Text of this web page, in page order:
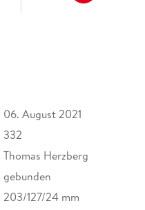
06. August 2021
332
Thomas Herzberg
gebunden
203/127/24 mm